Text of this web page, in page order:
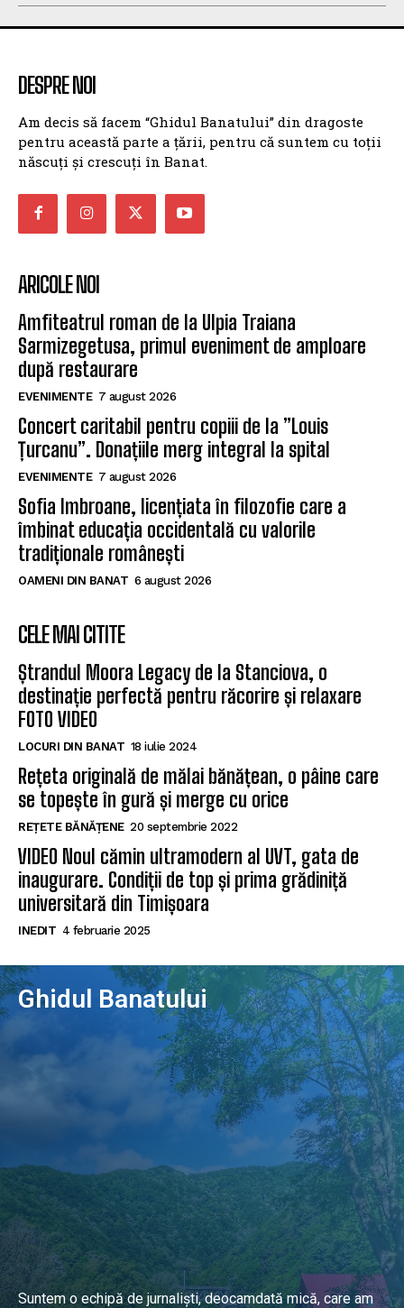
DESPRE NOI
Am decis să facem “Ghidul Banatului” din dragoste
pentru această parte a țării, pentru că suntem cu toții
născuți și crescuți în Banat.
ARICOLE NOI
Amfiteatrul roman de la Ulpia Traiana
Sarmizegetusa, primul eveniment de amploare
după restaurare
EVENIMENTE 7 august 2026
Concert caritabil pentru copiii de la ”Louis
Țurcanu”. Donațiile merg integral la spital
EVENIMENTE 7 august 2026
Sofia Imbroane, licențiata în filozofie care a
îmbinat educația occidentală cu valorile
tradiționale românești
OAMENI DIN BANAT 6 august 2026
CELE MAI CITITE
Ștrandul Moora Legacy de la Stanciova, o
destinație perfectă pentru răcorire și relaxare
FOTO VIDEO
LOCURI DIN BANAT 18 iulie 2024
Rețeta originală de mălai bănățean, o pâine care
se topește în gură și merge cu orice
REȚETE BĂNĂȚENE 20 septembrie 2022
VIDEO Noul cămin ultramodern al UVT, gata de
inaugurare. Condiții de top și prima grădiniță
universitară din Timișoara
INEDIT 4 februarie 2025
Ghidul Banatului
Suntem o echipă de jurnaliști, deocamdată mică, care am